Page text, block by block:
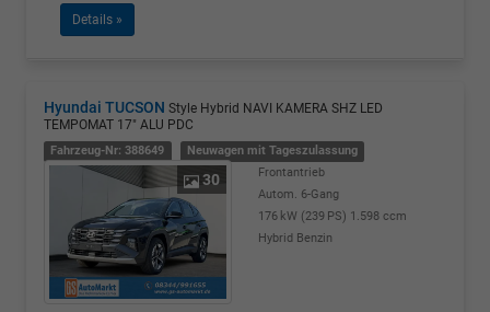
Details »
Hyundai TUCSON Style Hybrid NAVI KAMERA SHZ LED
TEMPOMAT 17" ALU PDC
Fahrzeug-Nr: 388649 Neuwagen mit Tageszulassung
30
Frontantrieb
Autom. 6-Gang
176 kW (239 PS) 1.598 ccm
Hybrid Benzin